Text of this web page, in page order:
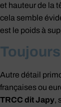
et hauteur de la
cela semble
est le poids à
Autre détail
françaises ou
TRCC dit Japy,